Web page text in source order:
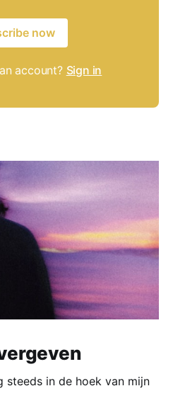
now
account? Sign in
steeds in de hoek van mijn